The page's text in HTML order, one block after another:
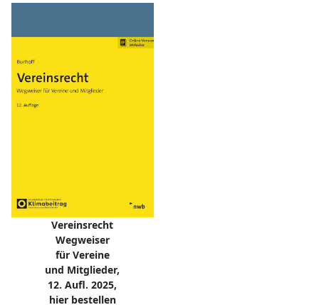
Vereinsrecht
Wegweiser
für Vereine
und Mitglieder,
12. Aufl. 2025,
hier bestellen